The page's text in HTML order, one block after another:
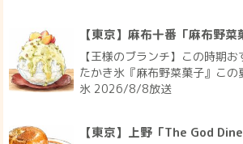
【東京】麻布十番「麻布野菜
【王様のブランチ】この時期
たかき氷『麻布野菜菓子』この
氷 2026/8/8放送
【東京】上野「The God